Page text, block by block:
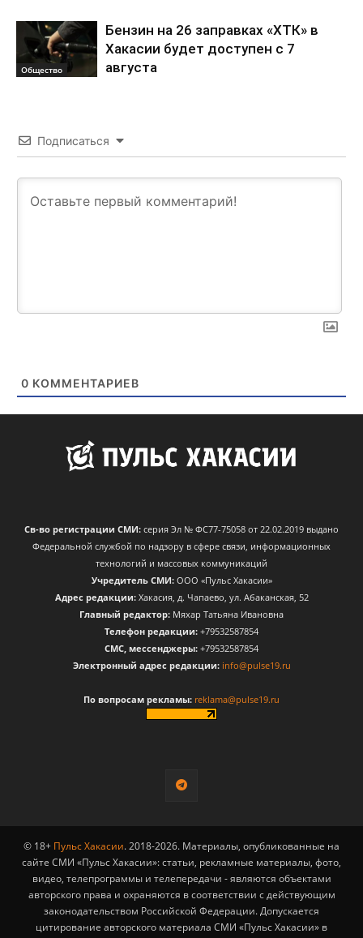
Общество
Бензин на 26 заправках «ХТК» в
Хакасии будет доступен с 7
августа
Подписаться
0 КОММЕНТАРИЕВ
Св-во регистрации СМИ: серия Эл № ФС77-75058 от 22.02.2019 выдано
Федеральной службой по надзору в сфере связи, информационных
технологий и массовых коммуникаций
Учредитель СМИ:ООО «Пульс Хакасии»
Адрес редакции:Хакасия, д. Чапаево, ул. Абаканская, 52
Главный редактор: Мяхар Татьяна Ивановна
Телефон редакции: +79532587854
CМС, мессенджеры: +79532587854
Электронный адрес редакции: info@pulse19.ru
По вопросам рекламы: reklama@pulse19.ru
© 18+ Пульс Хакасии. 2018-2026. Материалы, опубликованные на
сайте СМИ «Пульс Хакасии»: статьи, рекламные материалы, фото,
видео, телепрограммы и телепередачи - являются объектами
авторского права и охраняются в соответствии с действующим
законодательством Российской Федерации. Допускается
цитирование авторского материала СМИ «Пульс Хакасии» в